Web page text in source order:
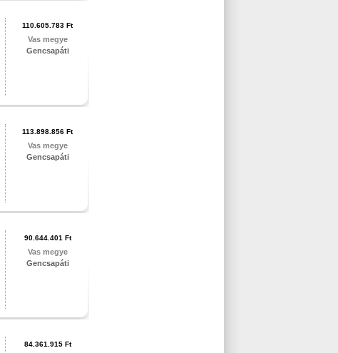
110.605.783 Ft
Vas megye
Gencsapáti
113.898.856 Ft
Vas megye
Gencsapáti
90.644.401 Ft
Vas megye
Gencsapáti
84.361.915 Ft